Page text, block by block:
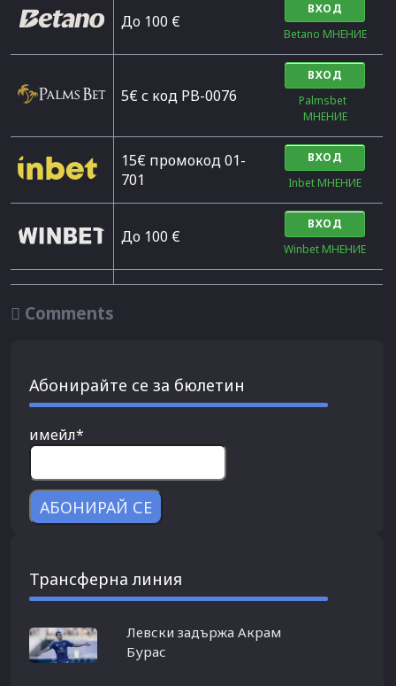
Дo 100 €
ВХОД
Betano МНЕНИЕ
5€ с код PB-0076
ВХОД
Palmsbet
МНЕНИЕ
15€ промокод 01-
701
ВХОД
Inbet МНЕНИЕ
До 100 €
ВХОД
Winbet МНЕНИЕ
 Comments
Абонирайте се за бюлетин
имейл*
Трансферна линия
Левски задържа Акрам
Бурас